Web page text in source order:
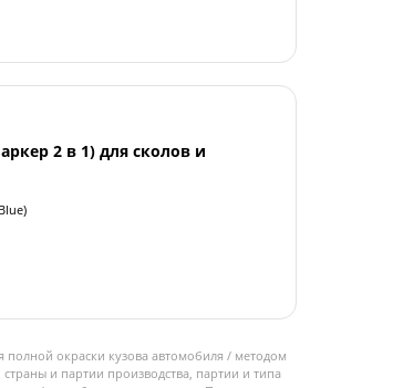
2 в 1) для сколов и
полной окраски кузова автомобиля / методом
и партии производства, партии и типа